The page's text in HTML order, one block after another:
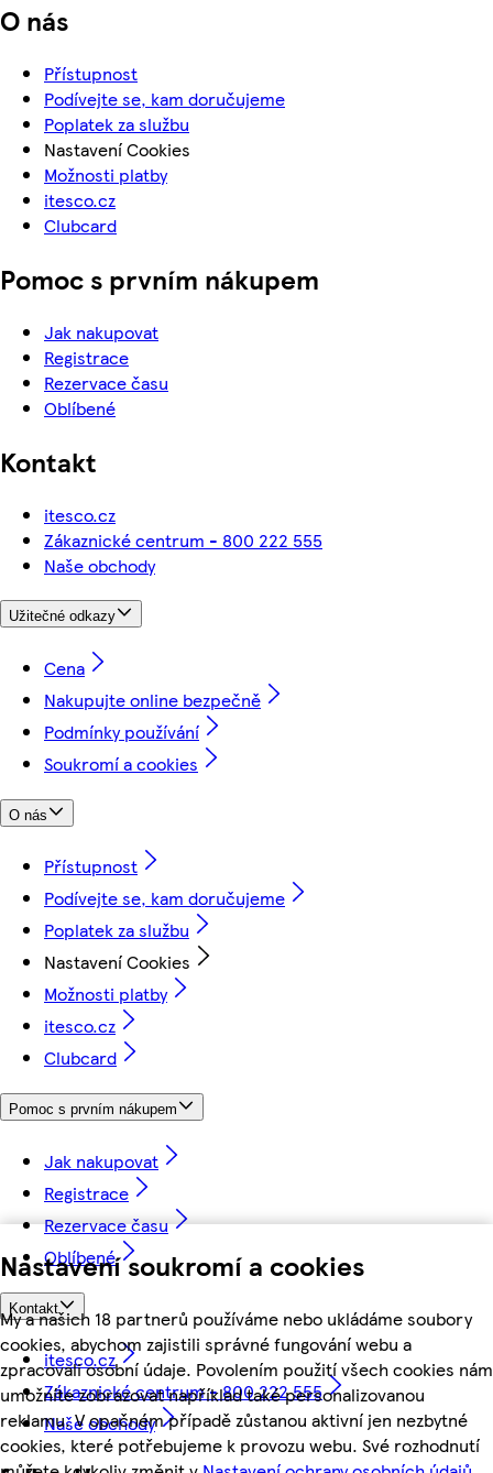
Nastavení soukromí a cookies
My a našich 18 partnerů používáme nebo ukládáme soubory
cookies, abychom zajistili správné fungování webu a
zpracovali osobní údaje. Povolením použití všech cookies nám
umožníte zobrazovat například také personalizovanou
reklamu. V opačném případě zůstanou aktivní jen nezbytné
cookies, které potřebujeme k provozu webu. Své rozhodnutí
O nás
Přístupnost
Podívejte se, kam doručujeme
Poplatek za službu
Nastavení Cookies
Možnosti platby
itesco.cz
Clubcard
Pomoc s prvním nákupem
Jak nakupovat
Registrace
Rezervace času
Oblíbené
Kontakt
itesco.cz
Zákaznické centrum - 800 222 555
Naše obchody
Užitečné odkazy
Cena
Nakupujte online bezpečně
Podmínky používání
Soukromí a cookies
O nás
Přístupnost
Podívejte se, kam doručujeme
Poplatek za službu
Nastavení Cookies
Možnosti platby
itesco.cz
Clubcard
Pomoc s prvním nákupem
Jak nakupovat
Registrace
Rezervace času
Oblíbené
Kontakt
itesco.cz
Zákaznické centrum - 800 222 555
Naše obchody